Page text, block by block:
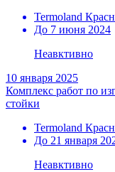
Termoland
До 7 июня 2024
Неавктивно
10 января 2025
Комплекс работ по
стойки
Termoland
До 21 января
Неавктивно